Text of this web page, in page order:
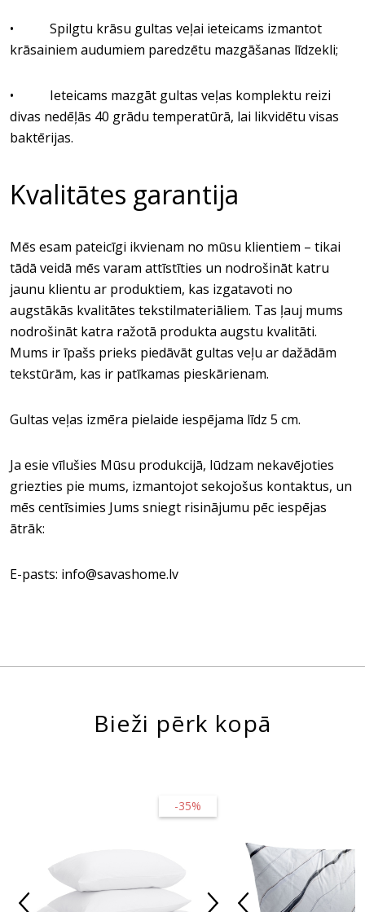
• Spilgtu krāsu gultas veļai ieteicams izmantot
krāsainiem audumiem paredzētu mazgāšanas līdzekli;
• Ieteicams mazgāt gultas veļas komplektu reizi
divas nedēļās 40 grādu temperatūrā, lai likvidētu visas
baktērijas.
Kvalitātes garantija
Mēs esam pateicīgi ikvienam no mūsu klientiem – tikai
tādā veidā mēs varam attīstīties un nodrošināt katru
jaunu klientu ar produktiem, kas izgatavoti no
augstākās kvalitātes tekstilmateriāliem. Tas ļauj mums
nodrošināt katra ražotā produkta augstu kvalitāti.
Mums ir īpašs prieks piedāvāt gultas veļu ar dažādām
tekstūrām, kas ir patīkamas pieskārienam.
Gultas veļas izmēra pielaide iespējama līdz 5 cm.
Ja esie vīlušies Mūsu produkcijā, lūdzam nekavējoties
griezties pie mums, izmantojot sekojošus kontaktus, un
mēs centīsimies Jums sniegt risinājumu pēc iespējas
ātrāk:
E-pasts: info@savashome.lv
Bieži pērk kopā
-35%